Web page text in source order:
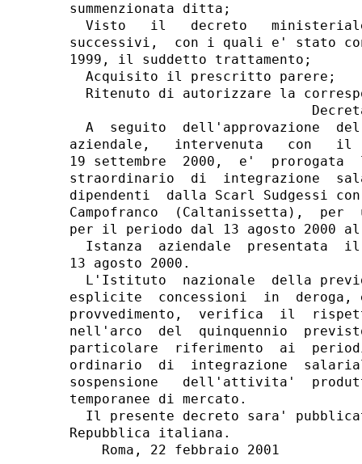
summenzionata ditta;
Visto   il   decreto
successivi,  con i quali e' stato
1999, il suddetto trattamento;
  Acquisito il prescritto parere;
Ritenuto di autorizzare la
A  seguito  dell'approvazione
aziendale,   intervenuta   con   il
19 settembre  2000,  e'  prorogata
straordinario  di  integrazione
dipendenti  dalla Scarl Sudgessi
Campofranco  (Caltanissetta),  per
per il periodo dal 13 agosto 2000
Istanza  aziendale  presentata
13 agosto 2000.
L'Istituto  nazionale  della
esplicite  concessioni  in  deroga,
provvedimento,  verifica  il
nell'arco  del  quinquennio
particolare  riferimento  ai
ordinario  di  integrazione
sospensione   dell'attivita'
temporanee di mercato.
Il presente decreto sara'
Repubblica italiana.
    Roma, 22 febbraio 2001